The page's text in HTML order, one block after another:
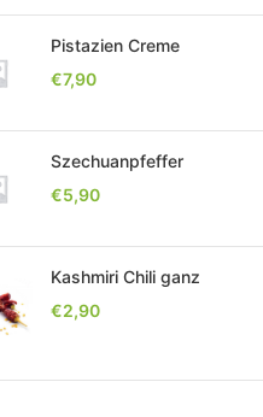
Pistazien Creme
€7,90
Szechuanpfeffer
€5,90
Kashmiri Chili ganz
€2,90